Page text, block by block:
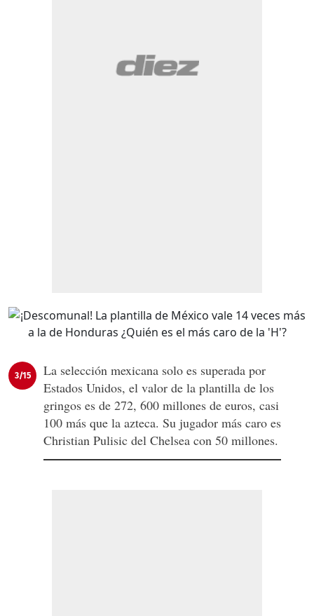
3/15
La selección mexicana solo es superada por
Estados Unidos, el valor de la plantilla de los
gringos es de 272, 600 millones de euros, casi
100 más que la azteca. Su jugador más caro es
Christian Pulisic del Chelsea con 50 millones.